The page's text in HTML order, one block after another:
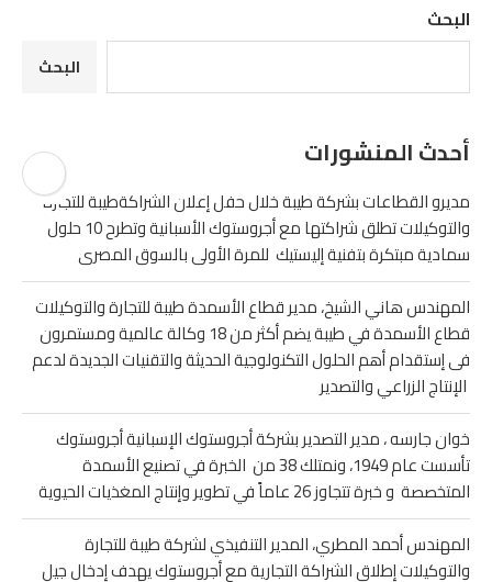
البحث
البحث
أحدث المنشورات
مديرو القطاعات بشركة طيبة خلال حفل إعلان الشراكةطيبة للتجارة
والتوكيلات تطلق شراكتها مع أجروستوك الأسبانية وتطرح 10 حلول
سمادية مبتكرة بتفنية إليستيك للمرة الأولى بالسوق المصرى
المهندس هاني الشيخ، مدير قطاع الأسمدة طيبة للتجارة والتوكيلات
قطاع الأسمدة في طيبة يضم أكثر من 18 وكالة عالمية ومستمرون
فى إستقدام أهم الحلول التكنولوجية الحديثة والتقنيات الجديدة لدعم
الإنتاج الزراعي والتصدير
خوان جارسه ، مدير التصدير بشركة أجروستوك الإسبانية أجروستوك
تأسست عام 1949، ونمتلك 38 من الخبرة في تصنيع الأسمدة
المتخصصة و خبرة تتجاوز 26 عاماً في تطوير وإنتاج المغذيات الحيوية
المهندس أحمد المطري، المدير التنفيذي لشركة طيبة للتجارة
والتوكيلات إطلاق الشراكة التجارية مع أجروستوك يهدف إدخال جيل